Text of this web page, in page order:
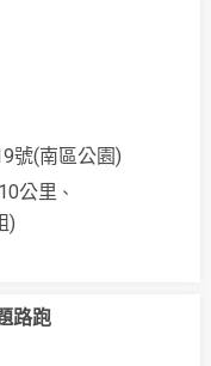
號(南區公園)
公里
)
路跑